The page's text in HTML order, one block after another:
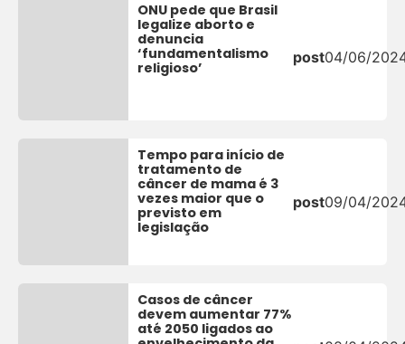
ONU pede que Brasil
legalize aborto e
denuncia
‘fundamentalismo
religioso’
post04/06/
Tempo para início de
tratamento de
câncer de mama é 3
vezes maior que o
previsto em
legislação
post09/04/
Casos de câncer
devem aumentar 77%
até 2050 ligados ao